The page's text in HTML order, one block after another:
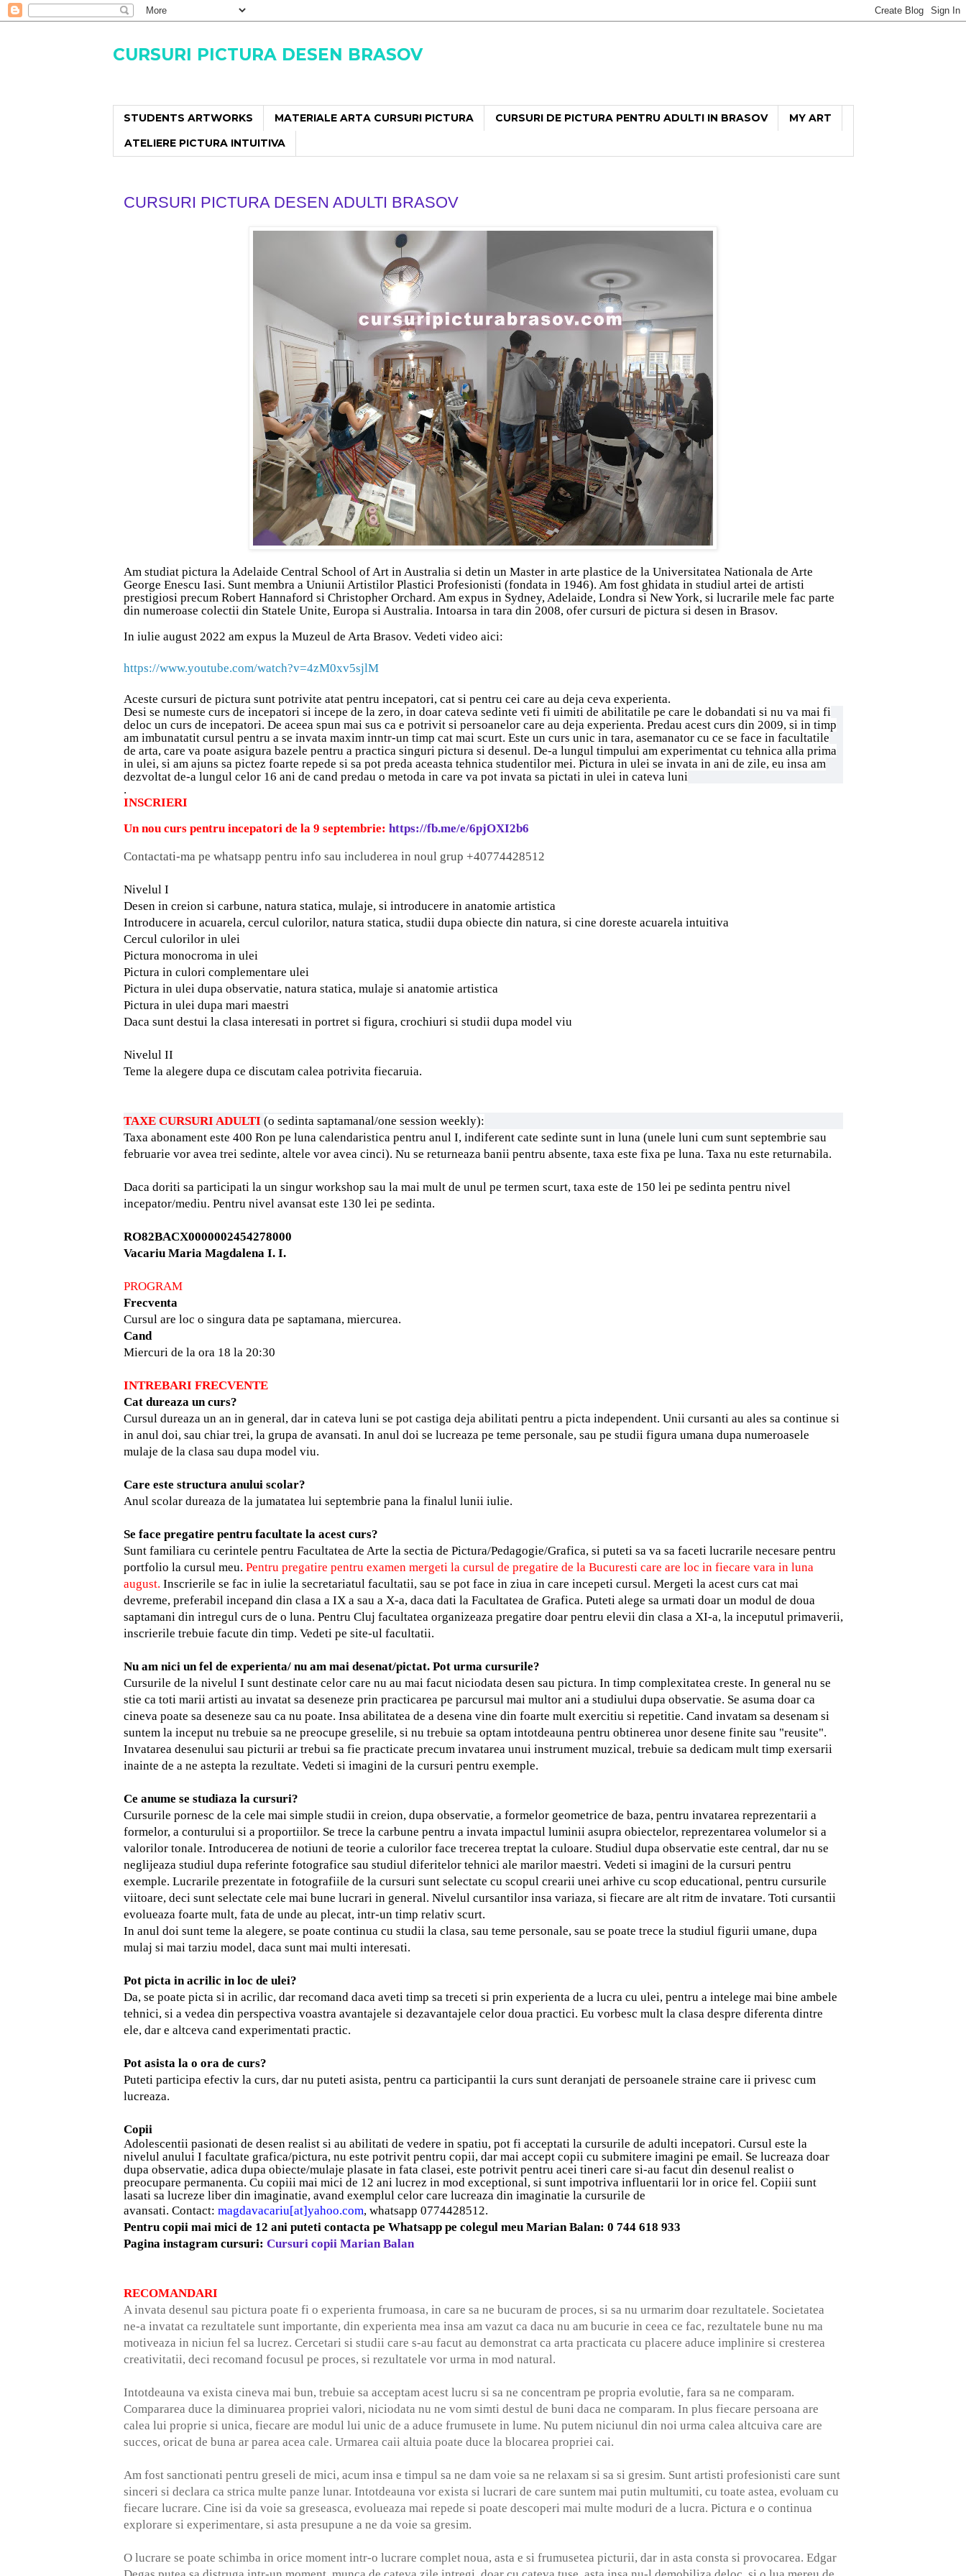
CURSURI PICTURA DESEN BRASOV
STUDENTS ARTWORKS MATERIALE ARTA CURSURI PICTURA CURSURI DE PICTURA PENTRU ADULTI IN BRASOV
MY ART
ATELIERE PICTURA INTUITIVA
CURSURI PICTURA DESEN ADULTI BRASOV
Am studiat pictura la Adelaide Central School of Art in Australia si detin un Master in arte plastice de la Universitatea Nationala de Arte
George Enescu Iasi. Sunt membra a Uniunii Artistilor Plastici Profesionisti (fondata in 1946). Am fost ghidata in studiul artei de artisti
prestigiosi precum Robert Hannaford si Christopher Orchard. Am expus in Sydney, Adelaide, Londra si New York, si lucrarile mele fac parte
din numeroase colectii din Statele Unite, Europa si Australia. Intoarsa in tara din 2008, ofer cursuri de pictura si desen in Brasov.
In iulie august 2022 am expus la Muzeul de Arta Brasov. Vedeti video aici:
https://www.youtube.com/watch?v=4zM0xv5sjlM
Aceste cursuri de pictura sunt potrivite atat pentru incepatori, cat si pentru cei care au deja ceva experienta.
Desi se numeste curs de incepatori si incepe de la zero, in doar cateva sedinte veti fi uimiti de abilitatile pe care le dobandati si nu va mai fi
deloc un curs de incepatori. De aceea spun mai sus ca e potrivit si persoanelor care au deja experienta. Predau acest curs din 2009, si in timp
am imbunatatit cursul pentru a se invata maxim inntr-un timp cat mai scurt. Este un curs unic in tara, asemanator cu ce se face in facultatile
de arta, care va poate asigura bazele pentru a practica singuri pictura si desenul. De-a lungul timpului am experimentat cu tehnica alla prima
in ulei, si am ajuns sa pictez foarte repede si sa pot preda aceasta tehnica studentilor mei. Pictura in ulei se invata in ani de zile, eu insa am
dezvoltat de-a lungul celor 16 ani de cand predau o metoda in care va pot invata sa pictati in ulei in cateva luni
.
INSCRIERI
Un nou curs pentru incepatori de la 9 septembrie: https://fb.me/e/6pjOXI2b6
Contactati-ma pe whatsapp pentru info sau includerea in noul grup +40774428512
Nivelul I
Desen in creion si carbune, natura statica, mulaje, si introducere in anatomie artistica
Introducere in acuarela, cercul culorilor, natura statica, studii dupa obiecte din natura, si cine doreste acuarela intuitiva
Cercul culorilor in ulei
Pictura monocroma in ulei
Pictura in culori complementare ulei
Pictura in ulei dupa observatie, natura statica, mulaje si anatomie artistica
Pictura in ulei dupa mari maestri
Daca sunt destui la clasa interesati in portret si figura, crochiuri si studii dupa model viu
Nivelul II
Teme la alegere dupa ce discutam calea potrivita fiecaruia.
TAXE CURSURI ADULTI (o sedinta saptamanal/one session weekly):
Taxa abonament este 400 Ron pe luna calendaristica pentru anul I, indiferent cate sedinte sunt in luna (unele luni cum sunt septembrie sau
februarie vor avea trei sedinte, altele vor avea cinci). Nu se returneaza banii pentru absente, taxa este fixa pe luna. Taxa nu este returnabila.
Daca doriti sa participati la un singur workshop sau la mai mult de unul pe termen scurt, taxa este de 150 lei pe sedinta pentru nivel
incepator/mediu. Pentru nivel avansat este 130 lei pe sedinta.
RO82BACX0000002454278000
Vacariu Maria Magdalena I. I.
PROGRAM
Frecventa
Cursul are loc o singura data pe saptamana, miercurea.
Cand
Miercuri de la ora 18 la 20:30
INTREBARI FRECVENTE
Cat dureaza un curs?
Cursul dureaza un an in general, dar in cateva luni se pot castiga deja abilitati pentru a picta independent. Unii cursanti au ales sa continue si
in anul doi, sau chiar trei, la grupa de avansati. In anul doi se lucreaza pe teme personale, sau pe studii figura umana dupa numeroasele
mulaje de la clasa sau dupa model viu.
Care este structura anului scolar?
Anul scolar dureaza de la jumatatea lui septembrie pana la finalul lunii iulie.
Se face pregatire pentru facultate la acest curs?
Sunt familiara cu cerintele pentru Facultatea de Arte la sectia de Pictura/Pedagogie/Grafica, si puteti sa va sa faceti lucrarile necesare pentru
portfolio la cursul meu. Pentru pregatire pentru examen mergeti la cursul de pregatire de la Bucuresti care are loc in fiecare vara in luna
august. Inscrierile se fac in iulie la secretariatul facultatii, sau se pot face in ziua in care incepeti cursul. Mergeti la acest curs cat mai
devreme, preferabil incepand din clasa a IX a sau a X-a, daca dati la Facultatea de Grafica. Puteti alege sa urmati doar un modul de doua
saptamani din intregul curs de o luna. Pentru Cluj facultatea organizeaza pregatire doar pentru elevii din clasa a XI-a, la inceputul primaverii,
inscrierile trebuie facute din timp. Vedeti pe site-ul facultatii.
Nu am nici un fel de experienta/ nu am mai desenat/pictat. Pot urma cursurile?
Cursurile de la nivelul I sunt destinate celor care nu au mai facut niciodata desen sau pictura. In timp complexitatea creste. In general nu se
stie ca toti marii artisti au invatat sa deseneze prin practicarea pe parcursul mai multor ani a studiului dupa observatie. Se asuma doar ca
cineva poate sa deseneze sau ca nu poate. Insa abilitatea de a desena vine din foarte mult exercitiu si repetitie. Cand invatam sa desenam si
suntem la inceput nu trebuie sa ne preocupe greselile, si nu trebuie sa optam intotdeauna pentru obtinerea unor desene finite sau "reusite".
Invatarea desenului sau picturii ar trebui sa fie practicate precum invatarea unui instrument muzical, trebuie sa dedicam mult timp exersarii
inainte de a ne astepta la rezultate. Vedeti si imagini de la cursuri pentru exemple.
Ce anume se studiaza la cursuri?
Cursurile pornesc de la cele mai simple studii in creion, dupa observatie, a formelor geometrice de baza, pentru invatarea reprezentarii a
formelor, a conturului si a proportiilor. Se trece la carbune pentru a invata impactul luminii asupra obiectelor, reprezentarea volumelor si a
valorilor tonale. Introducerea de notiuni de teorie a culorilor face trecerea treptat la culoare. Studiul dupa observatie este central, dar nu se
neglijeaza studiul dupa referinte fotografice sau studiul diferitelor tehnici ale marilor maestri. Vedeti si imagini de la cursuri pentru
exemple. Lucrarile prezentate in fotografiile de la cursuri sunt selectate cu scopul crearii unei arhive cu scop educational, pentru cursurile
viitoare, deci sunt selectate cele mai bune lucrari in general. Nivelul cursantilor insa variaza, si fiecare are alt ritm de invatare. Toti cursantii
evolueaza foarte mult, fata de unde au plecat, intr-un timp relativ scurt.
In anul doi sunt teme la alegere, se poate continua cu studii la clasa, sau teme personale, sau se poate trece la studiul figurii umane, dupa
mulaj si mai tarziu model, daca sunt mai multi interesati.
Pot picta in acrilic in loc de ulei?
Da, se poate picta si in acrilic, dar recomand daca aveti timp sa treceti si prin experienta de a lucra cu ulei, pentru a intelege mai bine ambele
tehnici, si a vedea din perspectiva voastra avantajele si dezavantajele celor doua practici. Eu vorbesc mult la clasa despre diferenta dintre
ele, dar e altceva cand experimentati practic.
Pot asista la o ora de curs?
Puteti participa efectiv la curs, dar nu puteti asista, pentru ca participantii la curs sunt deranjati de persoanele straine care ii privesc cum
lucreaza.
Copii
Adolescentii pasionati de desen realistsi au abilitati de vedere in spatiu, pot fi acceptati la cursurile de adulti incepatori. Cursul este la
nivelul anului I facultate grafica/pictura, nu este potrivit pentru copii, dar mai accept copii cu submitere imagini pe email. Se lucreaza doar
dupa observatie, adica dupa obiecte/mulaje plasate in fata clasei, este potrivit pentru acei tineri care si-au facut din desenul realist o
preocupare permanenta. Cu copiii mai mici de 12 ani lucrez in mod exceptional, si sunt impotriva influentarii lor in orice fel. Copiii sunt
lasati sa lucreze liber din imaginatie, avand exemplul celor care lucreaza din imaginatie la cursurile de
avansati. Contact: magdavacariu[at]yahoo.com, whatsapp 0774428512.
Pentru copii mai mici de 12 ani puteti contacta pe Whatsapp pe colegul meu Marian Balan: 0 744 618 933
Pagina instagram cursuri: Cursuri copii Marian Balan
RECOMANDARI
A invata desenul sau pictura poate fi o experienta frumoasa, in care sa ne bucuram de proces, si sa nu urmarim doar rezultatele. Societatea
ne-a invatat ca rezultatele sunt importante, din experienta mea insa am vazut ca daca nu am bucurie in ceea ce fac, rezultatele bune nu ma
motiveaza in niciun fel sa lucrez. Cercetari si studii care s-au facut au demonstrat ca arta practicata cu placere aduce implinire si cresterea
creativitatii, deci recomand focusul pe proces, si rezultatele vor urma in mod natural.
Intotdeauna va exista cineva mai bun, trebuie sa acceptam acest lucru si sa ne concentram pe propria evolutie, fara sa ne comparam.
Compararea duce la diminuarea propriei valori, niciodata nu ne vom simti destul de buni daca ne comparam. In plus fiecare persoana are
calea lui proprie si unica, fiecare are modul lui unic de a aduce frumusete in lume. Nu putem niciunul din noi urma calea altcuiva care are
succes, oricat de buna ar parea acea cale. Urmarea caii altuia poate duce la blocarea propriei cai.
Am fost sanctionati pentru greseli de mici, acum insa e timpul sa ne dam voie sa ne relaxam si sa si gresim. Sunt artisti profesionisti care sunt
sinceri si declara ca strica multe panze lunar. Intotdeauna vor exista si lucrari de care suntem mai putin multumiti, cu toate astea, evoluam cu
fiecare lucrare. Cine isi da voie sa greseasca, evolueaza mai repede si poate descoperi mai multe moduri de a lucra. Pictura e o continua
explorare si experimentare, si asta presupune a ne da voie sa gresim.
O lucrare se poate schimba in orice moment intr-o lucrare complet noua, asta e si frumusetea picturii, dar in asta consta si provocarea. Edgar